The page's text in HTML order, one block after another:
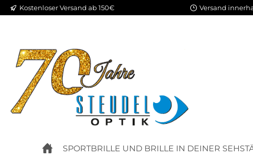
Hauptinhalt springen
Zur Suche springen
Zur Hauptnavigation springen
Kostenloser Versand ab 150€ Versand
SPORTBRILLE UND BRILLE IN DEINER